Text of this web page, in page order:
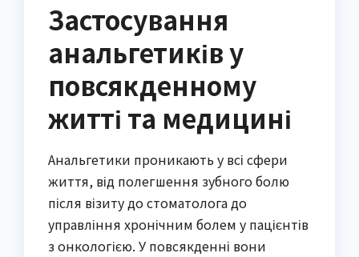
Застосування
анальгетиків у
повсякденному
житті та медицині
Анальгетики проникають у всі сфери
життя, від полегшення зубного болю
після візиту до стоматолога до
управління хронічним болем у пацієнтів
з онкологією. У повсякденні вони